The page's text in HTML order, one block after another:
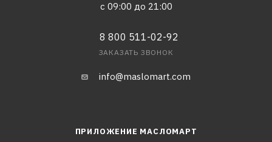
с 09:00 до 21:00
8 800 511-02-92
ЗАКАЗАТЬ ЗВОНОК
info@maslomart.com
ПРИЛОЖЕНИЕ МАСЛОМАРТ